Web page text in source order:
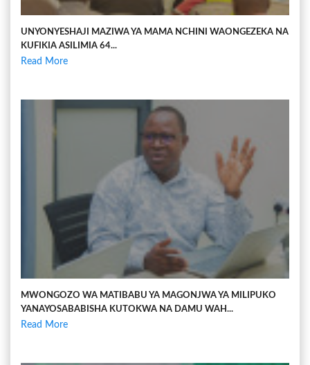
UNYONYESHAJI MAZIWA YA MAMA NCHINI WAONGEZEKA NA
KUFIKIA ASILIMIA 64...
Read More
MWONGOZO WA MATIBABU YA MAGONJWA YA MILIPUKO
YANAYOSABABISHA KUTOKWA NA DAMU WAH...
Read More